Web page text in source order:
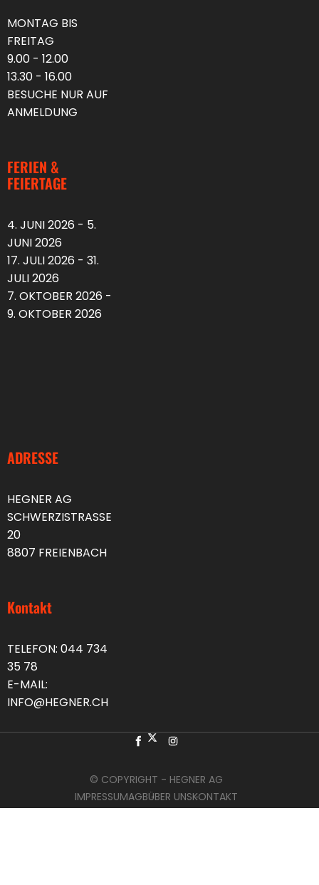
MONTAG BIS
FREITAG
9.00 - 12.00
13.30 - 16.00
BESUCHE NUR AUF
ANMELDUNG
FERIEN &
FEIERTAGE
4. JUNI 2026 - 5.
JUNI 2026
17. JULI 2026 - 31.
JULI 2026
7. OKTOBER 2026 -
9. OKTOBER 2026
ADRESSE
HEGNER AG
SCHWERZISTRASSE
20
8807 FREIENBACH
Kontakt
TELEFON: 044 734
35 78
E-MAIL:
INFO@HEGNER.CH
© COPYRIGHT - HEGNER AG
IMPRESSUMAGBÜBER UNSKONTAKT